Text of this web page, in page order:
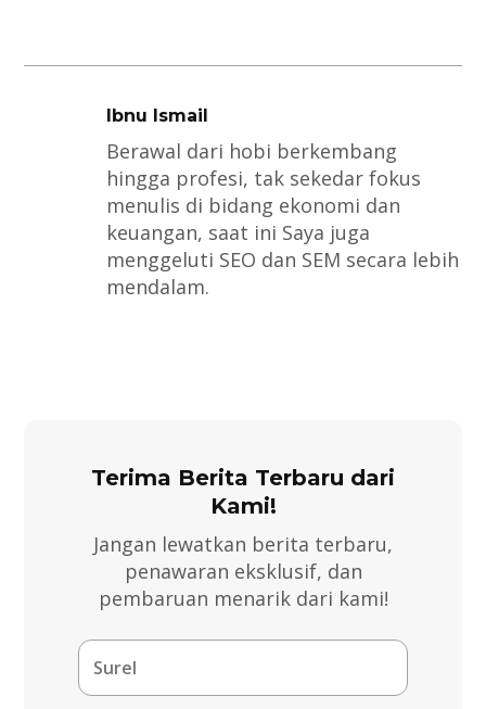
Ibnu Ismail
Berawal dari hobi berkembang
hingga profesi, tak sekedar fokus
menulis di bidang ekonomi dan
keuangan, saat ini Saya juga
menggeluti SEO dan SEM secara lebih
mendalam.
Terima Berita Terbaru dari
Kami!
Jangan lewatkan berita terbaru,
penawaran eksklusif, dan
pembaruan menarik dari kami!